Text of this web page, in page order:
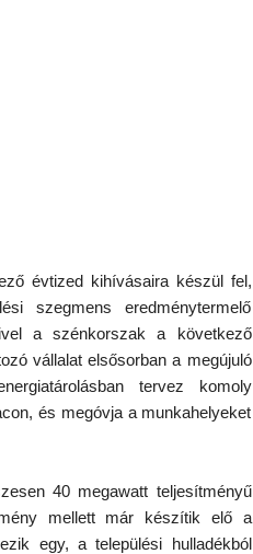
évtized kihívásaira készül fel,
szegmens eredménytermelő
a szénkorszak a következő
vállalat elsősorban a megújuló
tervez komoly
és megóvja a munkahelyeket
40 megawatt teljesítményű
mellett már készítik elő a
egy, a települési hulladékból